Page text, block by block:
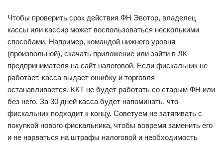
Чтобы проверить срок действия ФН Эвотор, владелец
кассы или кассир может воспользоваться несколькими
способами. Например, командой нижнего уровня
(произвольной), скачать приложение или зайти в ЛК
предпринимателя на сайт налоговой. Если фискальник не
работает, касса выдает ошибку и торговля
останавливается. ККТ не будет работать со старым ФН или
без него. За 30 дней касса будет напоминать, что
фискальник подходит к концу. Советуем не затягивать с
покупкой нового фискальника, чтобы вовремя заменить его
и не нарваться на штрафы налоговой и необходимость